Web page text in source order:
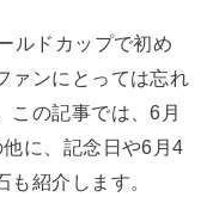
ルドカップで初め
ァンにとっては忘れ
この記事では、6月
に、記念日や6月4
紹介します。